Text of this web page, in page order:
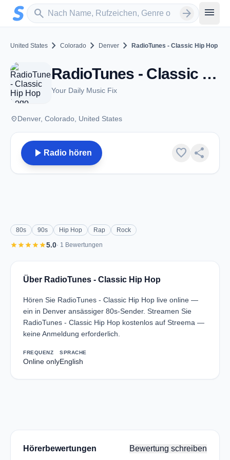
Zum Hauptinhalt springen
search
Sender suchen arrow_forward menu
United States chevron_right Colorado chevron_right Denver chevron_right RadioTunes - Classic Hip Hop
RadioTunes - Classic Hip Hop - Denver, CO
Your Daily Music Fix
placeDenver, Colorado, United States
play_arrow Radio hören favorite share
80s 90s Hip Hop Rap Rock
starstarstarstarstar5.0· 1 Bewertungen
Über RadioTunes - Classic Hip Hop
Hören Sie RadioTunes - Classic Hip Hop live online —
ein in Denver ansässiger 80s-Sender. Streamen Sie
RadioTunes - Classic Hip Hop kostenlos auf Streema —
keine Anmeldung erforderlich.
FREQUENZ
Online only
SPRACHE
English
Hörerbewertungen Bewertung schreiben